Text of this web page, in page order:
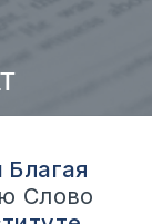
Благая
Слово